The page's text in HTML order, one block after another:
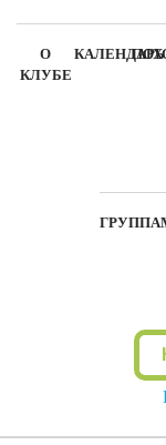
О
КЛУБЕ
КАЛЕНДАРЬ